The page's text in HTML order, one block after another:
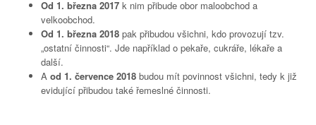
Od 1. března 2017 k nim přibude obor maloobchod a
velkoobchod.
Od 1. března 2018 pak přibudou všichni, kdo provozují tzv.
„ostatní činnosti“. Jde například o pekaře, cukráře, lékaře a
další.
A od 1. července 2018 budou mít povinnost všichni, tedy k již
evidující přibudou také řemeslné činnosti.